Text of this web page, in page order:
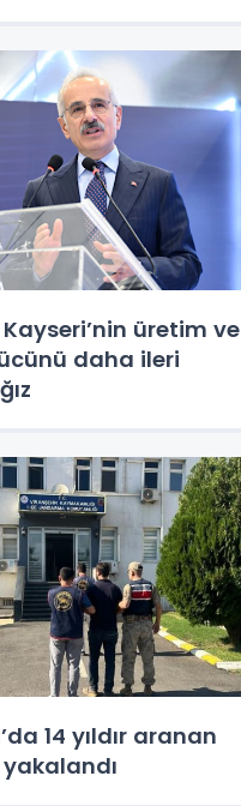
üretim ve
daha ileri
14 yıldır aranan